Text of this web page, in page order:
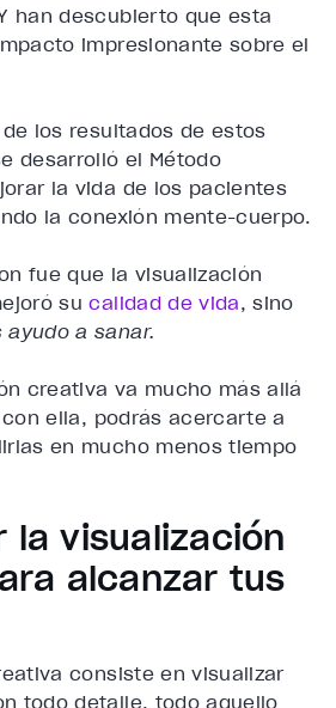
han descubierto que esta
impresionante sobre el
los resultados de estos
desarrolló el Método
la vida de los pacientes
la conexión mente-cuerpo.
fue que la visualización
sucalidad de vida, sino
ayudo a sanar.
creativa va mucho más allá
ella, podrás acercarte a
en mucho menos tiempo
la visualización
alcanzar tus
consiste en visualizar
todo detalle, todo aquello